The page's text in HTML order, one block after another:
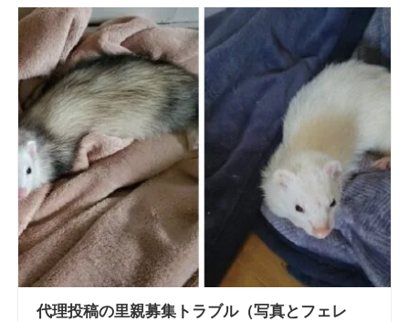
代理投稿の里親募集トラブル（写真とフェレ